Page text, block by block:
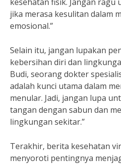
jika merasa kesulitan dalam
emosional.”
Selain itu, jangan lupakan
kebersihan diri dan
Budi, seorang dokter
adalah kunci utama dalam
menular. Jadi, jangan lupa
tangan dengan sabun dan
lingkungan sekitar.”
Terakhir, berita kesehatan
menyoroti pentingnya